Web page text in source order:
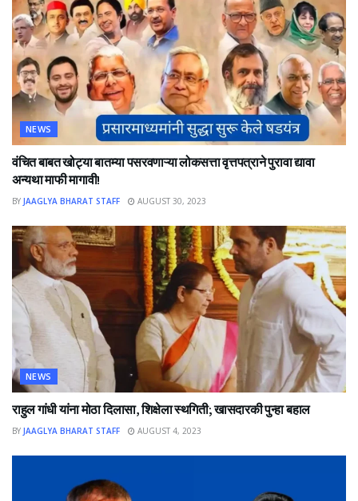
NEWS
वंचित बाबत खोट्या बातम्या पसरवणाऱ्या लोकसत्ता वृत्तपत्राने पुरावा द्यावा
अन्यथा माफी मागावी!
BY JAAGLYA BHARAT STAFF AUGUST 30, 2023
NEWS
राहुल गांधी यांना मोठा दिलासा, शिक्षेला स्थगिती; खासदारकी पुन्हा बहाल
BY JAAGLYA BHARAT STAFF AUGUST 4, 2023